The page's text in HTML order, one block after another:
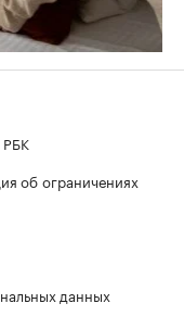
РБК
об ограничениях
данных